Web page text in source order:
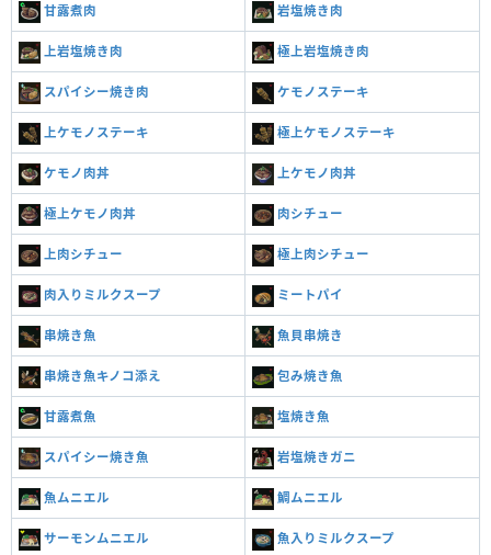
甘露煮肉 岩塩焼き肉
上岩塩焼き肉 極上岩塩焼き肉
スパイシー焼き肉 ケモノステーキ
上ケモノステーキ 極上ケモノステーキ
ケモノ肉丼 上ケモノ肉丼
極上ケモノ肉丼 肉シチュー
上肉シチュー 極上肉シチュー
肉入りミルクスープ ミートパイ
串焼き魚 魚貝串焼き
串焼き魚キノコ添え 包み焼き魚
甘露煮魚 塩焼き魚
スパイシー焼き魚 岩塩焼きガニ
魚ムニエル 鯛ムニエル
サーモンムニエル 魚入りミルクスープ